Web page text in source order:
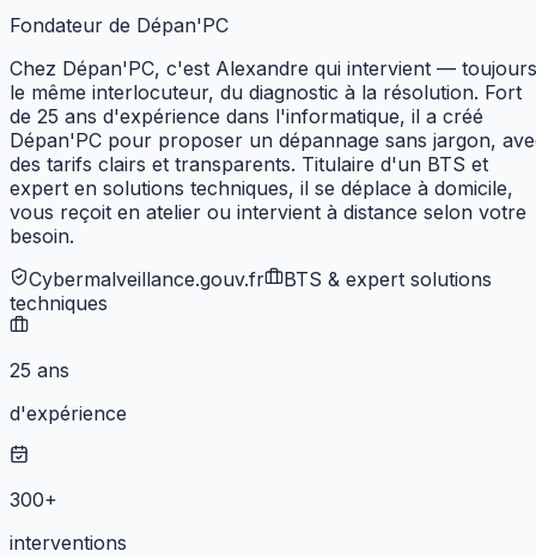
Fondateur de Dépan'PC
Chez Dépan'PC, c'est Alexandre qui intervient — toujours
le même interlocuteur, du diagnostic à la résolution. Fort
de 25 ans d'expérience dans l'informatique, il a créé
Dépan'PC pour proposer un dépannage sans jargon,
des tarifs clairs et transparents. Titulaire d'un BTS et
expert en solutions techniques, il se déplace à domicile,
vous reçoit en atelier ou intervient à distance selon votre
besoin.
Cybermalveillance.gouv.fr
BTS & expert solutions
techniques
25 ans
d'expérience
300+
interventions